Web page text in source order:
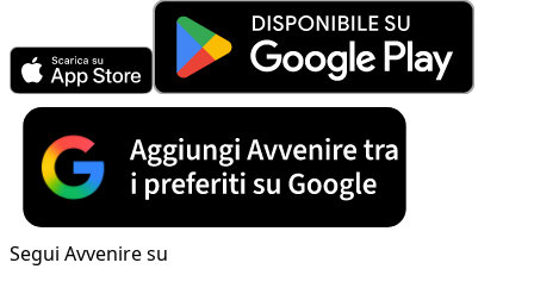
Segui Avvenire su